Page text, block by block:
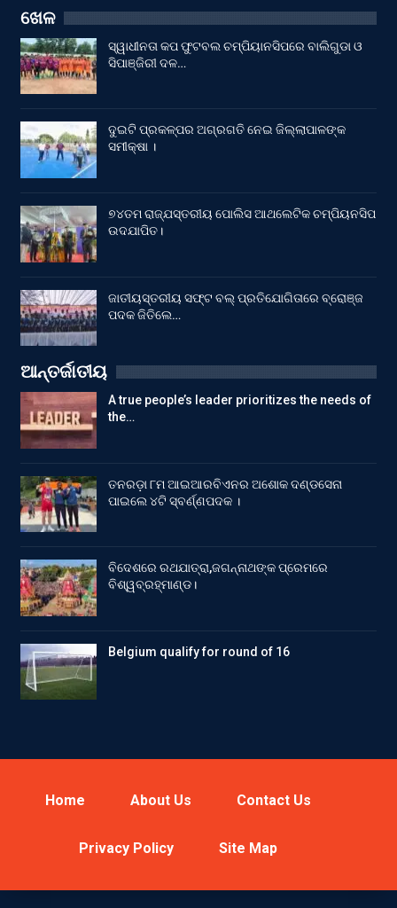
ଖେଳ
ସ୍ୱାଧୀନତା କପ ଫୁଟବଲ ଚମ୍ପିୟାନସିପରେ ବାଲିଗୁଡା ଓ
ସିପାଞ୍ଜିରୀ ଦଳ…
ଦୁଇଟି ପ୍ରକଳ୍ପର ଅଗ୍ରଗତି ନେଇ ଜିଲ୍ଲାପାଳଙ୍କ
ସମୀକ୍ଷା ।
୭୪ତମ ରାଜ୍ଯସ୍ତରୀୟ ପୋଲିସ ଆଥଲେଟିକ ଚମ୍ପିୟନସିପ
ଉଦଯାପିତ।
ଜାତୀୟସ୍ତରୀୟ ସଫ୍ଟ ବଲ୍ ପ୍ରତିଯୋଗିତାରେ ବ୍ରୋଞ୍ଜ
ପଦକ ଜିତିଲେ…
ଆନ୍ତର୍ଜାତୀୟ
A true people’s leader prioritizes the needs of
the…
ତନରଡ଼ା ୮ମ ଆଇଆରବିଏନର ଅଶୋକ ଦଣ୍ଡସେନା
ପାଇଲେ ୪ଟି ସ୍ବର୍ଣ୍ଣପଦକ ।
ବିଦେଶରେ ରଥଯାତ୍ରା,ଜଗନ୍ନାଥଙ୍କ ପ୍ରେମରେ
ବିଶ୍ୱବ୍ରହ୍ମାଣ୍ଡ।
Belgium qualify for round of 16
Home About Us Contact Us
Privacy Policy Site Map